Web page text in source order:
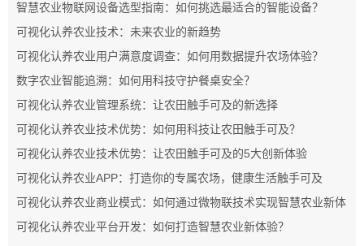
智慧农业物联网设备选型指南：如何挑选最适合的智能设备？
可视化认养农业技术：未来农业的新趋势
可视化认养农业用户满意度调查：如何用数据提升农场体验？
数字农业智能追溯：如何用科技守护餐桌安全？
可视化认养农业管理系统：让农田触手可及的新选择
可视化认养农业技术优势：如何用科技让农田触手可及？
可视化认养农业技术优势：让农田触手可及的5大创新体验
可视化认养农业APP：打造你的专属农场，健康生活触手可及
可视化认养农业商业模式：如何通过微物联技术实现智慧农业新体
验
可视化认养农业平台开发：如何打造智慧农业新体验？